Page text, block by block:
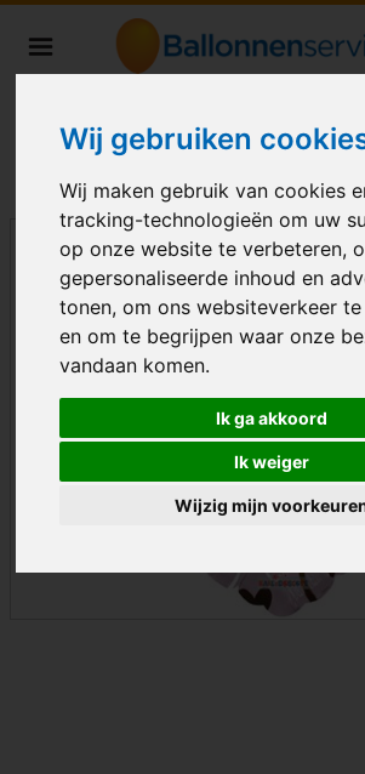
Wij gebruiken
Wij maken gebruik van cookies
tracking-technologieën om uw
op onze website te verbeteren,
gepersonaliseerde inhoud en
tonen, om ons websiteverkeer
en om te begrijpen waar onze
vandaan komen.
Ik ga akkoord
Ik weiger
Wijzig mijn
Nederland